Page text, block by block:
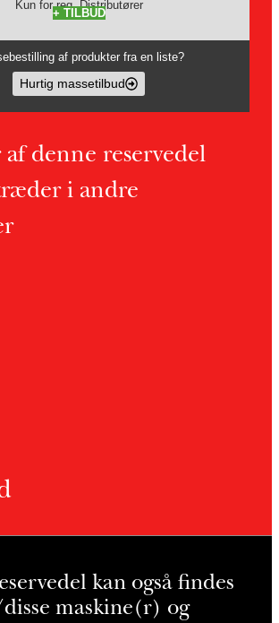
Kun for reg. Distributører
+ TILBUD
af produkter fra en liste?
Hurtig massetilbud
denne reservedel
i andre
kan også findes
maskine(r) og